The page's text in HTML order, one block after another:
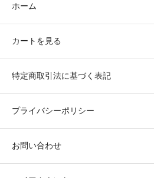
ホーム
カートを見る
特定商取引法に基づく表記
プライバシーポリシー
お問い合わせ